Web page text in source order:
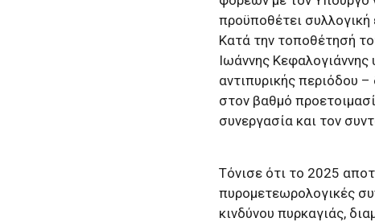
προϋποθέτει συλλογική
Κατά την τοποθέτησή
Ιωάννης
αντιπυρικής περιόδου
στον βαθμό
συνεργασία και τον
Τόνισε ότι το 2025
πυρομετεωρολογικές
κινδύνου πυρκαγιάς,